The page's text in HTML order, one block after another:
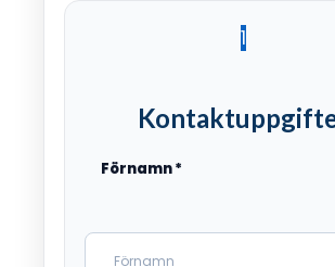
1
Förnamn*